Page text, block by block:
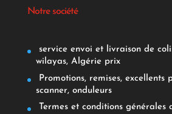
Notre société
service envoi et livraison de
wilayas, Algérie prix
Promotions, remises, excellents
scanner, onduleurs
Termes et conditions générales